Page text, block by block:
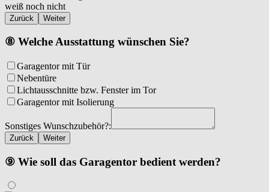
weiß noch nicht
Zurück Weiter
⑧ Welche Ausstattung wünschen Sie?
Garagentor mit Tür
Nebentüre
Lichtausschnitte bzw. Fenster im Tor
Garagentor mit Isolierung
Sonstiges Wunschzubehör?:
Zurück Weiter
⑨ Wie soll das Garagentor bedient werden?